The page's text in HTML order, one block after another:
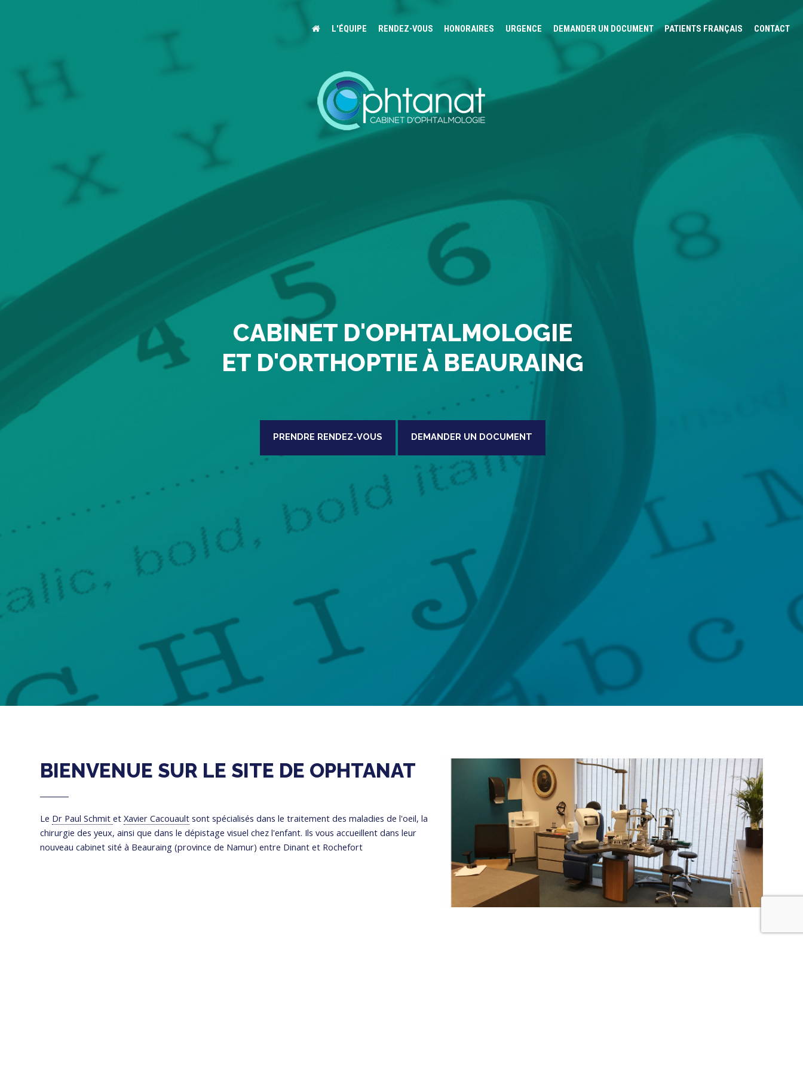
L'ÉQUIPE RENDEZ-VOUS HONORAIRES URGENCE DEMANDER UN DOCUMENT PATIENTS FRANÇAIS CONTACT
CABINET D'OPHTALMOLOGIE
ET D'ORTHOPTIE À BEAURAING
PRENDRE RENDEZ-VOUS DEMANDER UN DOCUMENT
BIENVENUE SUR LE SITE DE OPHTANAT
Le Dr Paul SchmitetXavier Cacouault sont spécialisés dans le traitement des maladies de l'oeil, la
chirurgie des yeux, ainsi que dans le dépistage visuel chez l'enfant. Ils vous accueillent dans leur
nouveau cabinet sité à Beauraing (province de Namur) entre Dinant et Rochefort